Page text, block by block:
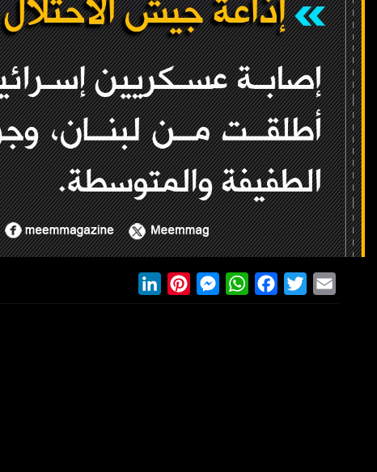
LinkedInPinterestMessengerWhatsAppFacebook
Twitter